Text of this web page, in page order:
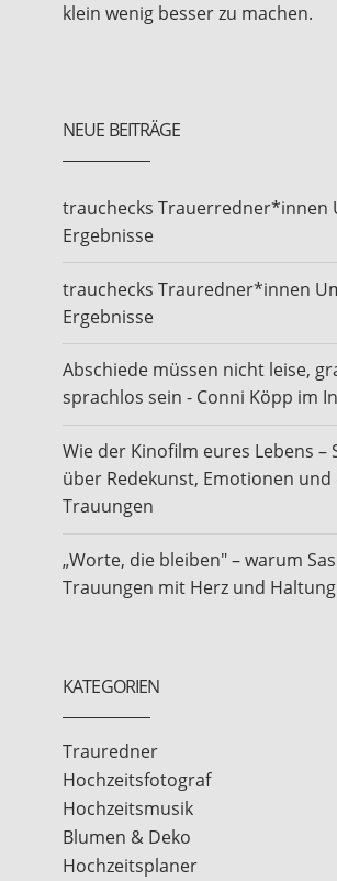
klein wenig besser zu machen.
NEUE BEITRÄGE
trauchecks Trauerredner*innen
Ergebnisse
trauchecks Trauredner*innen
Ergebnisse
Abschiede müssen nicht leise,
sprachlos sein - Conni Köpp im
Wie der Kinofilm eures Lebens –
über Redekunst, Emotionen
Trauungen
„Worte, die bleiben" – warum
Trauungen mit Herz und
KATEGORIEN
Trauredner
Hochzeitsfotograf
Hochzeitsmusik
Blumen & Deko
Hochzeitsplaner